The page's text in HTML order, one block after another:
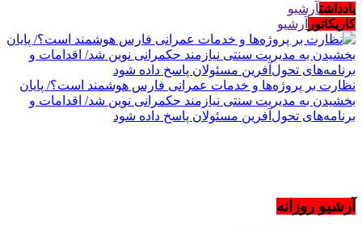
یادداشتآرشیو
کاریکاتور آرشیو
نظارت بر پروژه‌ها و خدمات عمرانی فارس هوشمند است؟/ پایان
بخشیدن به مدیریت سنتی نیازمند حکمرانی نوین شد/ اقدامات و
برنامه‌های تحول‌آفرین مسئولان پاسخ داده شود
آرشیو روزانه